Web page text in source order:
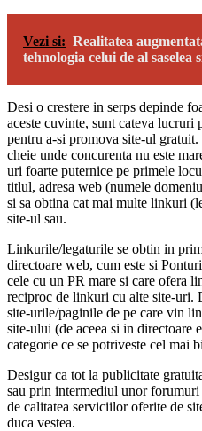
Vezi si: Realitatea
tehnologia celui de al saselea
Desi o crestere in serps depinde
aceste cuvinte, sunt cateva lucruri
pentru a-si promova site-ul
cheie unde concurenta nu este
uri foarte puternice pe primele
titlul, adresa web (numele
si sa obtina cat mai multe linkuri
site-ul sau.
Linkurile/legaturile se obtin in
directoare web, cum este si
cele cu un PR mare si care ofera
reciproc de linkuri cu alte site-uri.
site-urile/paginile de pe care vin
site-ului (de aceea si in directoare
categorie ce se potriveste cel mai
Desigur ca tot la publicitate
sau prin intermediul unor
de calitatea serviciilor oferite de
duca vestea.